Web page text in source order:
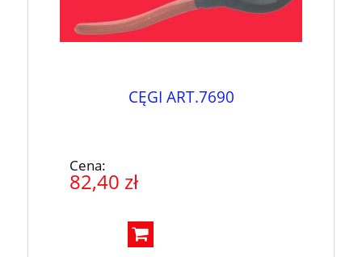
CĘGI ART.7690
Cena:
82,40 zł